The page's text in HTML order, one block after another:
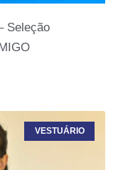
Seleção
VESTUÁRIO